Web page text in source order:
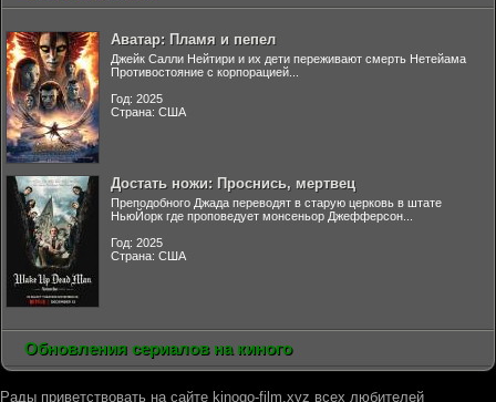
Аватар: Пламя и пепел
Джейк Салли Нейтири и их дети переживают смерть Нетейама
Противостояние с корпорацией...
Год: 2025
Страна: США
Достать ножи: Проснись, мертвец
Преподобного Джада переводят в старую церковь в штате
НьюЙорк где проповедует монсеньор Джефферсон...
Год: 2025
Страна: США
Обновления сериалов на киного
Рады приветствовать на сайте kinogo-film.xyz всех любителей